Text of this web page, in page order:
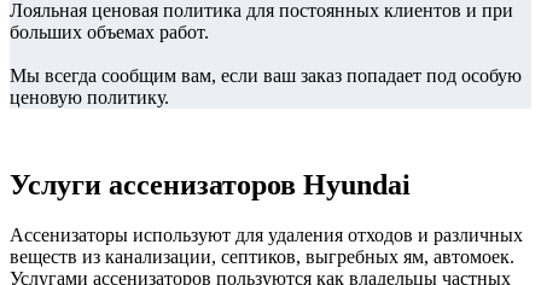
Лояльная ценовая политика для постоянных клиентов и при
больших объемах работ.
Мы всегда сообщим вам, если ваш заказ попадает под особую
ценовую политику.
Услуги ассенизаторов Hyundai
Ассенизаторы используют для удаления отходов и различных
веществ из канализации, септиков, выгребных ям, автомоек.
Услугами ассенизаторов пользуются как владельцы частных